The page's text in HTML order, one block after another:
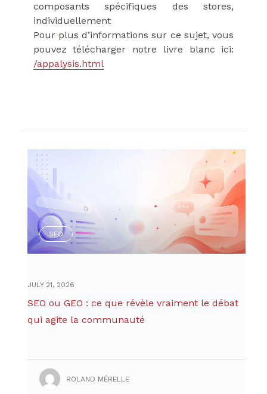
composants spécifiques des stores,
individuellement
Pour plus d’informations sur ce sujet, vous
pouvez télécharger notre livre blanc ici:
/appalysis.html
SEO
JULY 21, 2026
SEO ou GEO : ce que révèle vraiment le débat
qui agite la communauté
ROLAND MÉRELLE